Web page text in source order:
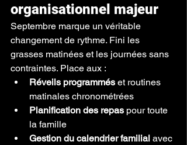
organisationnel majeur
Septembre marque un véritable
changement de rythme. Fini les
grasses matinées et les journées sans
contraintes. Place aux :
Réveils programmés et routines
matinales chronométrées
Planification des repas pour toute
la famille
Gestion du calendrier familial avec